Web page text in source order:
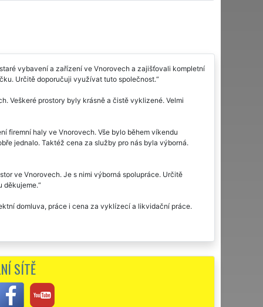
vybavení a zařízení ve Vnorovech a zajišťovali kompletní
Určitě doporučuji využívat tuto společnost.
Veškeré prostory byly krásně a čistě vyklizené. Velmi
firemní haly ve Vnorovech. Vše bylo během víkendu
jednalo. Taktéž cena za služby pro nás byla výborná.
ve Vnorovech. Je s nimi výborná spolupráce. Určitě
děkujeme.
domluva, práce i cena za vyklízecí a likvidační práce.
SÍTĚ